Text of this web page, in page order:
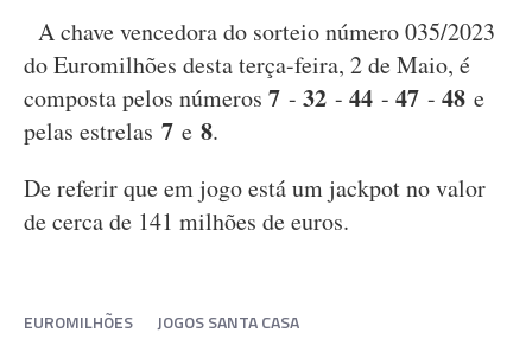
A chave vencedora do sorteio número 035/2023
do Euromilhões desta terça-feira, 2 de Maio, é
composta pelos números 7 - 32 - 44 - 47 - 48 e
pelas estrelas 7 e 8.
De referir que em jogo está um jackpot no valor
de cerca de 141 milhões de euros.
EUROMILHÕES JOGOS SANTA CASA